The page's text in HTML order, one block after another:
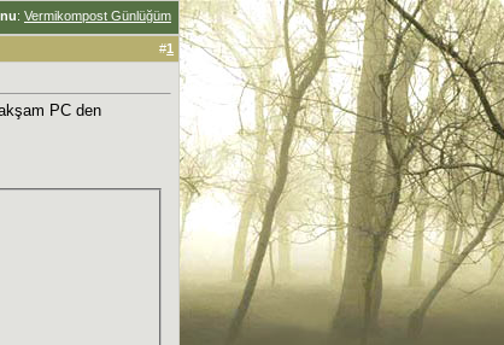
: Vermikompost Günlüğüm
#1
PC den